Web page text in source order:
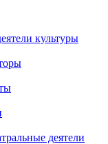
культуры
деятели